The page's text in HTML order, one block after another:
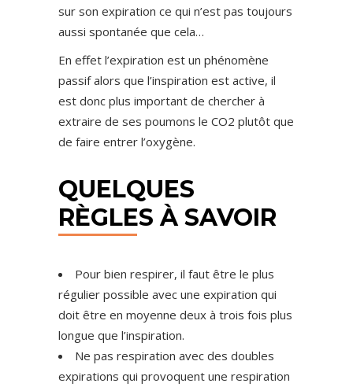
sur son expiration ce qui n’est pas toujours
aussi spontanée que cela…
En effet l’expiration est un phénomène
passif alors que l’inspiration est active, il
est donc plus important de chercher à
extraire de ses poumons le CO2 plutôt que
de faire entrer l’oxygène.
QUELQUES
RÈGLES À SAVOIR
Pour bien respirer, il faut être le plus
régulier possible avec une expiration qui
doit être en moyenne deux à trois fois plus
longue que l’inspiration.
Ne pas respiration avec des doubles
expirations qui provoquent une respiration